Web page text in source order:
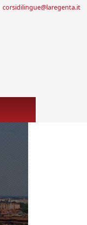
corsidilingue@laregenta.it